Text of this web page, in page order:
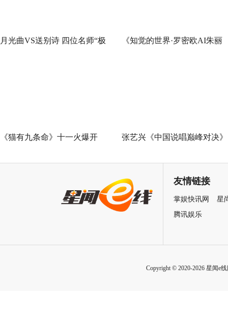
月光曲VS送别诗 四位名师“极 《知觉的世界·罗密欧AI朱丽
《猫有九条命》十一火爆开 张艺兴《中国说唱巅峰对决》
冲上巅峰炸裂舞台友情链接
掌娱快讯网
星
腾讯娱乐
Copyright © 2020-2026 星闻e